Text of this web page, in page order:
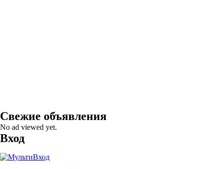
Свежие объявления
No ad viewed yet.
Вход